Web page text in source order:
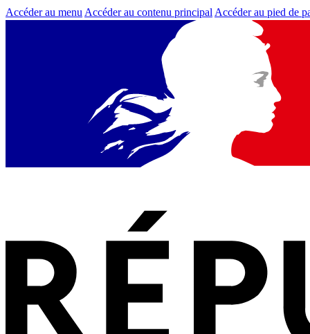
Accéder au menu Accéder au contenu principal Accéder au pied de